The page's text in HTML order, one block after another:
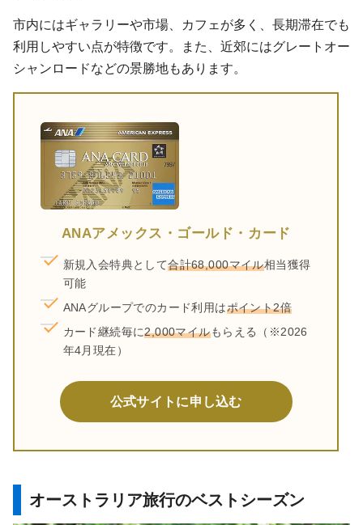
市内にはギャラリーや市場、カフェが多く、長期滞在でも
利用しやすい点が特徴です。また、近郊にはグレートオー
シャンロードなどの景勝地もあります。
ANAアメックス・ゴールド・カード
新規入会特典として合計68,000マイル相当獲得
可能
ANAグループでのカード利用はポイント2倍
カード継続毎に2,000マイルもらえる（※2026
年4月現在）
公式サイトに申し込む
オーストラリア旅行のベストシーズン